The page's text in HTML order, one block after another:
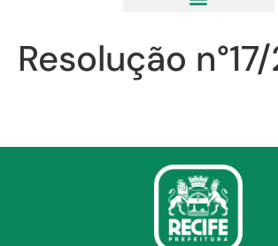
Resolução